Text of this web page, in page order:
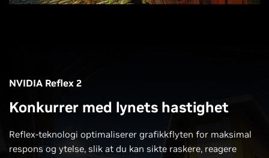
NVIDIA Reflex 2
Konkurrer med lynets hastighet
Reflex-teknologi optimaliserer grafikkflyten for maksimal
respons og ytelse, slik at du kan sikte raskere, reagere